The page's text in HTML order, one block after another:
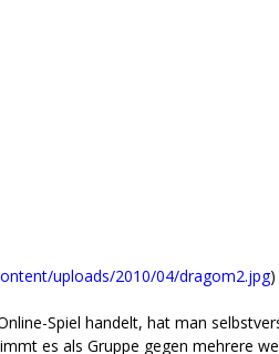
uploads/2010/04/dragom2.jpg)
Spiel handelt, hat man
es als Gruppe gegen mehrere